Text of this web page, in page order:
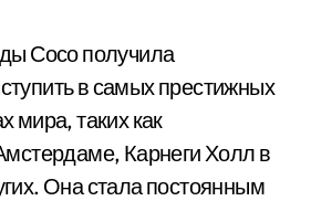
Сосо получила
в самых престижных
мира, таких как
Карнеги Холл в
Она стала постоянным